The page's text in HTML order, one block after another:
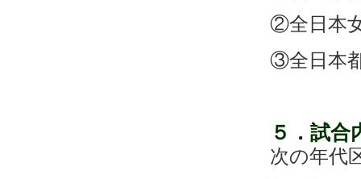
②全日本
③全日本
５ ．試
次の年代